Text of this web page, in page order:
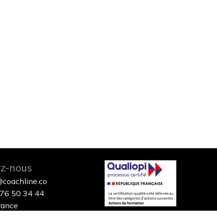
nous
50 34 44